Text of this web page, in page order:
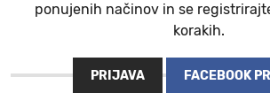
ponujenih načinov in se
korakih.
PRIJAVA FACEBOOK